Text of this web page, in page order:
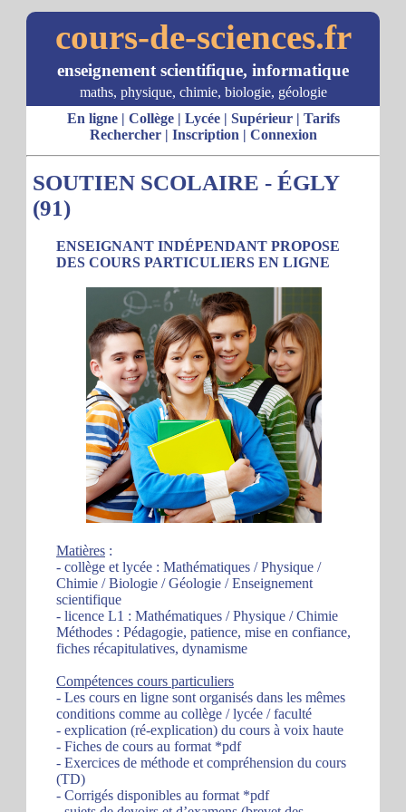
cours-de-sciences.fr
enseignement scientifique, informatique
maths, physique, chimie, biologie, géologie
En ligne| Collège| Lycée| Supérieur| Tarifs
Rechercher| Inscription | Connexion
SOUTIEN SCOLAIRE - ÉGLY
(91)
ENSEIGNANT INDÉPENDANT PROPOSE
DES COURS PARTICULIERS EN LIGNE
Matières :
- collège et lycée : Mathématiques / Physique /
Chimie / Biologie / Géologie / Enseignement
scientifique
- licence L1 : Mathématiques / Physique / Chimie
Méthodes : Pédagogie, patience, mise en confiance,
fiches récapitulatives, dynamisme
Compétences cours particuliers
- Les cours en ligne sont organisés dans les mêmes
conditions comme au collège / lycée / faculté
- explication (ré-explication) du cours à voix haute
- Fiches de cours au format *pdf
- Exercices de méthode et compréhension du cours
(TD)
- Corrigés disponibles au format *pdf